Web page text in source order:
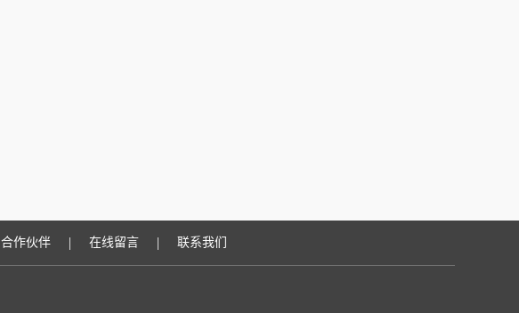
合作伙伴 | 在线留言 | 联系我们